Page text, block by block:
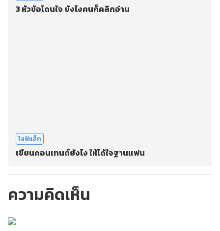
3 หัวข้อโดนใจ ยังไงคนก็คลิกอ่าน
ไลฟ์แฮ็ก
เขียนคอนเทนต์ยังไง ให้ได้ใจฐานแฟน
ความคิดเห็น